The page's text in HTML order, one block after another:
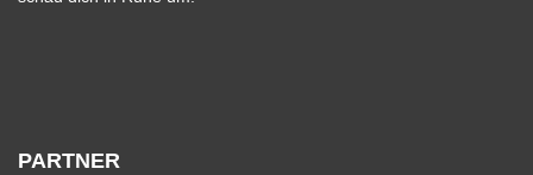
PARTNER